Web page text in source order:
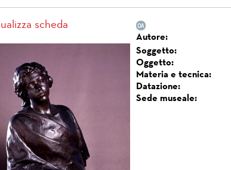
scheda
Autore:
Soggetto:
Oggetto:
Materia e tecnica:
Datazione:
Sede museale: